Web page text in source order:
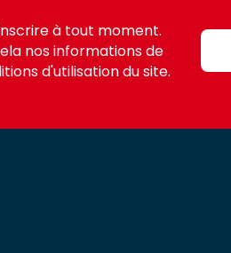
à tout moment.
nos informations de
d'utilisation du site.